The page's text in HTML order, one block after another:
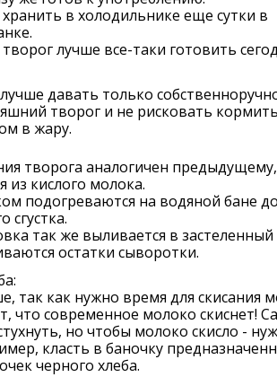
в холодильнике еще сутки в
лучше все-таки готовить
давать только
творог и не рисковать
в жару.
творога аналогичен предыдущему,
из кислого молока.
подогреваются на водяной бане до
сгустка.
так же выливается в застеленный
остатки сыворотки.
так как нужно время для скисания
что современное молоко скиснет!
но чтобы молоко скисло -
класть в баночку
черного хлеба.